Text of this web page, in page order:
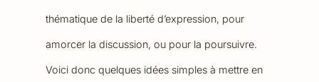
thématique de la liberté d’expression, pour
amorcer la discussion, ou pour la poursuivre.
Voici donc quelques idées simples à mettre en